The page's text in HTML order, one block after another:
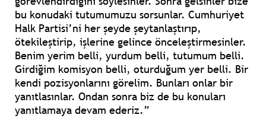
bu konudaki tutumumuzu sorsunlar. Cumhuriyet
Halk Partisi’ni her şeyde şeytanlaştırıp,
ötekileştirip, işlerine gelince önceleştirmesinler.
Benim yerim belli, yurdum belli, tutumum belli.
Girdiğim komisyon belli, oturduğum yer belli. Bir
kendi pozisyonlarını görelim. Bunları onlar bir
yanıtlasınlar. Ondan sonra biz de bu konuları
yanıtlamaya devam ederiz.”